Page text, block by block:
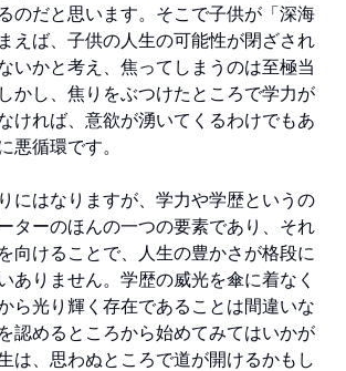
のだと思います。そこで子供が「深海
えば、子供の人生の可能性が閉ざされ
いかと考え、焦ってしまうのは至極当
かし、焦りをぶつけたところで学力が
ければ、意欲が湧いてくるわけでもあ
悪循環です。
にはなりますが、学力や学歴というの
ターのほんの一つの要素であり、それ
向けることで、人生の豊かさが格段に
ありません。学歴の威光を傘に着なく
ら光り輝く存在であることは間違いな
認めるところから始めてみてはいかが
は、思わぬところで道が開けるかもし